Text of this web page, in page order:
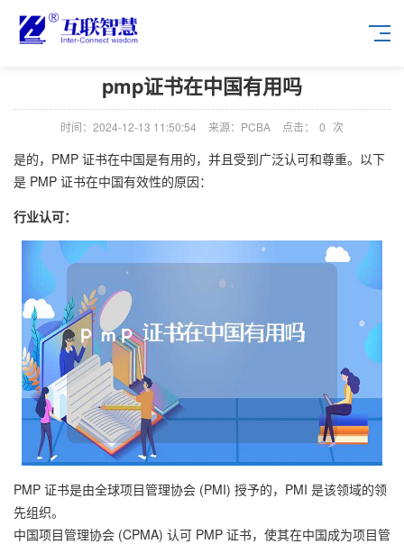
pmp证书在中国有用吗
时间：2024-12-13 11:50:54 来源：PCBA 点击： 0 次
是的，PMP 证书在中国是有用的，并且受到广泛认可和尊重。以下
是 PMP 证书在中国有效性的原因：
行业认可：
PMP 证书是由全球项目管理协会 (PMI) 授予的，PMI 是该领域的领
先组织。
中国项目管理协会 (CPMA) 认可 PMP 证书，使其在中国成为项目管